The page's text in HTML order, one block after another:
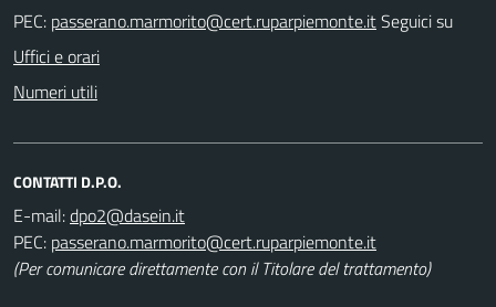
PEC:
Seguici su
Uffici e orari
Numeri utili
CONTATTI D.P.O.
E-mail:
PEC:
(Per comunicare direttamente con il Titolare del trattamento)